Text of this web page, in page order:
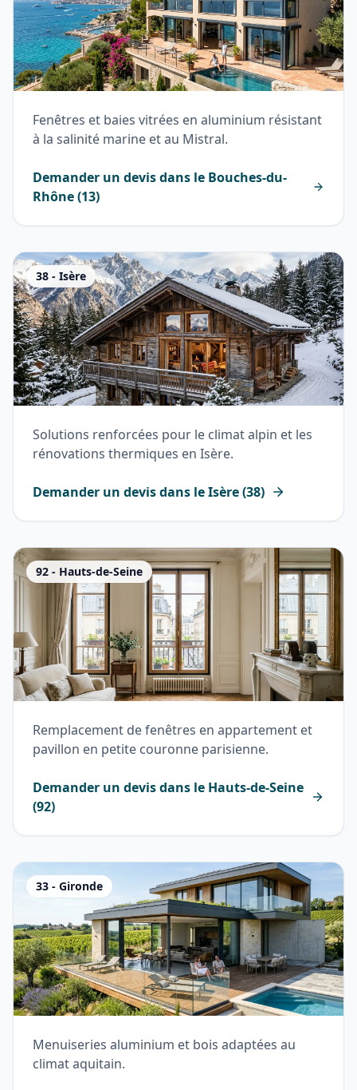
Fenêtres et baies vitrées en aluminium résistant
à la salinité marine et au Mistral.
Demander un devis dans le Bouches-du-
Rhône(13)
38 - Isère
Solutions renforcées pour le climat alpin et les
rénovations thermiques en Isère.
Demander un devis dans leIsère(38)
92 - Hauts-de-Seine
Remplacement de fenêtres en appartement et
pavillon en petite couronne parisienne.
Demander un devis dans le Hauts-de-Seine
(92)
33 - Gironde
Menuiseries aluminium et bois adaptées au
climat aquitain.